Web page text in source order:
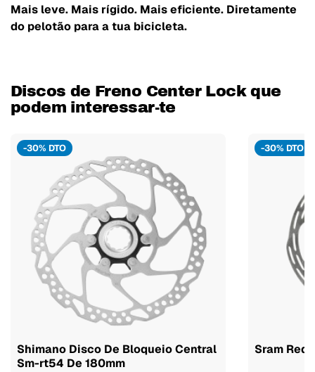
Mais leve. Mais rígido. Mais eficiente. Diretamente
do pelotão para a tua bicicleta.
Discos de Freno Center Lock que
podem interessar-te
-30% DTO
Shimano Disco De Bloqueio Central
Sm-rt54 De 180mm
-30% DTO
Sram Red